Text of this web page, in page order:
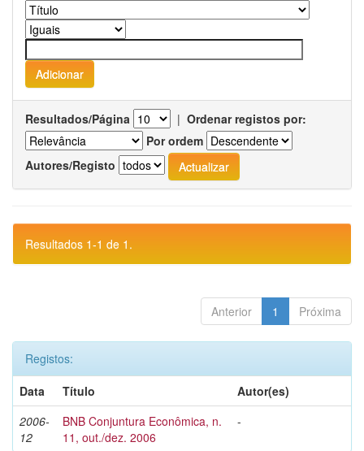
Resultados/Página | Ordenar registos por:
Por ordem
Autores/Registo
Resultados 1-1 de 1.
Anterior 1 Próxima
Registos:
Data
Título
Autor(es)
2006-
12
BNB Conjuntura Econômica, n.
11, out./dez. 2006
-